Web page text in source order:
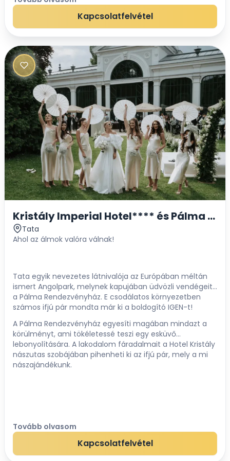
Vendégeit. A tanya minden szegletében me...
Kapcsolatfelvétel
Kristály Imperial Hotel**** és Pálma
Tata
Ahol az álmok valóra válnak!
Tata egyik nevezetes látnivalója az Európában méltán
ismert Angolpark, melynek kapujában üdvözli vendégeit
a Pálma Rendezvényház. E csodálatos környezetben
számos ifjú pár mondta már ki a boldogító IGEN-t!
A Pálma Rendezvényház egyesíti magában mindazt a
körülményt, ami tökéletessé teszi egy esküvő
lebonyolítására. A lakodalom fáradalmait a Hotel Kristály
nászutas szobájában pihenheti ki az ifjú pár, mely a mi
nászajándékunk.
Tovább olvasom
Kapcsolatfelvétel